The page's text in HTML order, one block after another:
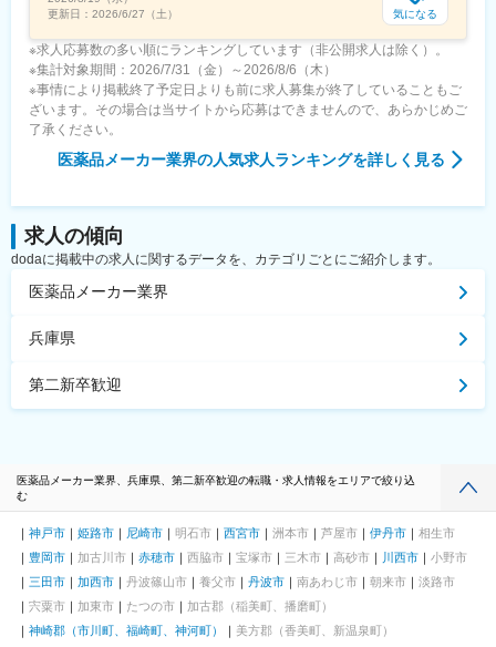
更新日： 2026/6/27（土） 気になる
※求人応募数の多い順にランキングしています（非公開求人は除く）。
※集計対象期間：2026/7/31（金）～2026/8/6（木）
※事情により掲載終了予定日よりも前に求人募集が終了していることもご
ざいます。その場合は当サイトから応募はできませんので、あらかじめご
了承ください。
医薬品メーカー業界の人気求人ランキングを詳しく見る
求人の傾向
dodaに掲載中の求人に関するデータを、カテゴリごとにご紹介します。
医薬品メーカー業界
兵庫県
第二新卒歓迎
医薬品メーカー業界、兵庫県、第二新卒歓迎の転職・求人情報をエリアで絞り込
む
神戸市 姫路市 尼崎市 明石市 西宮市 洲本市 芦屋市 伊丹市
相生市
豊岡市
加古川市 赤穂市 西脇市 宝塚市 三木市 高砂市 川西市
小野市
三田市
加西市 丹波篠山市 養父市 丹波市 南あわじ市 朝来市
淡路市
宍粟市
加東市 たつの市
加古郡（稲美町、播磨町）
神崎郡（市川町、福崎町、神河町）
美方郡（香美町、新温泉町）